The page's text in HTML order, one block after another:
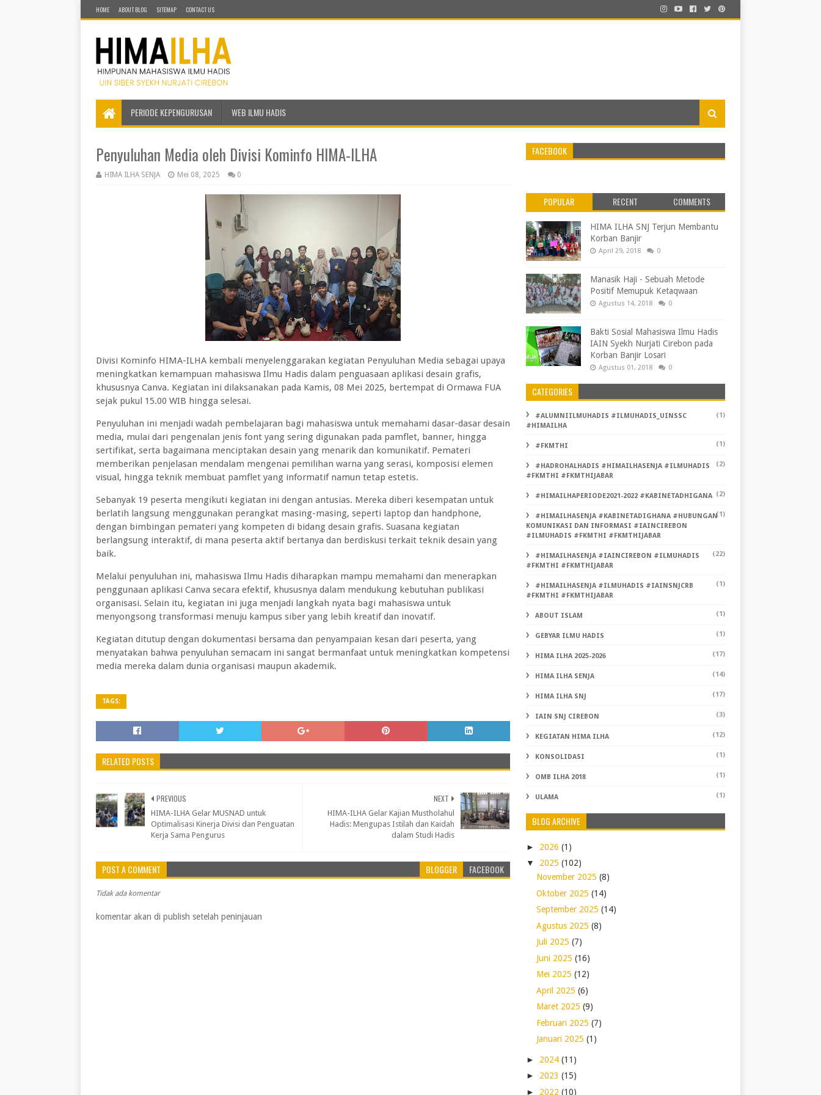
HOME ABOUT BLOG SITEMAP CONTACT US
PERIODE KEPENGURUSAN WEB ILMU HADIS
Penyuluhan Media oleh Divisi Kominfo HIMA-ILHA
HIMA ILHA SENJA Mei 08, 2025 0
Divisi Kominfo HIMA-ILHA kembali menyelenggarakan kegiatan Penyuluhan Media sebagai upaya
meningkatkan kemampuan mahasiswa Ilmu Hadis dalam penguasaan aplikasi desain grafis,
khususnya Canva. Kegiatan ini dilaksanakan pada Kamis, 08 Mei 2025, bertempat di Ormawa FUA
sejak pukul 15.00 WIB hingga selesai.
Penyuluhan ini menjadi wadah pembelajaran bagi mahasiswa untuk memahami dasar-dasar desain
media, mulai dari pengenalan jenis font yang sering digunakan pada pamflet, banner, hingga
sertifikat, serta bagaimana menciptakan desain yang menarik dan komunikatif. Pemateri
memberikan penjelasan mendalam mengenai pemilihan warna yang serasi, komposisi elemen
visual, hingga teknik membuat pamflet yang informatif namun tetap estetis.
Sebanyak 19 peserta mengikuti kegiatan ini dengan antusias. Mereka diberi kesempatan untuk
berlatih langsung menggunakan perangkat masing-masing, seperti laptop dan handphone,
dengan bimbingan pemateri yang kompeten di bidang desain grafis. Suasana kegiatan
berlangsung interaktif, di mana peserta aktif bertanya dan berdiskusi terkait teknik desain yang
baik.
Melalui penyuluhan ini, mahasiswa Ilmu Hadis diharapkan mampu memahami dan menerapkan
penggunaan aplikasi Canva secara efektif, khususnya dalam mendukung kebutuhan publikasi
organisasi. Selain itu, kegiatan ini juga menjadi langkah nyata bagi mahasiswa untuk
menyongsong transformasi menuju kampus siber yang lebih kreatif dan inovatif.
Kegiatan ditutup dengan dokumentasi bersama dan penyampaian kesan dari peserta, yang
menyatakan bahwa penyuluhan semacam ini sangat bermanfaat untuk meningkatkan kompetensi
media mereka dalam dunia organisasi maupun akademik.
TAGS:
RELATED POSTS
NEXT
HIMA-ILHA Gelar Kajian Mustholahul
Hadis: Mengupas Istilah dan Kaidah
dalam Studi Hadis
PREVIOUS
HIMA-ILHA Gelar MUSNAD untuk
Optimalisasi Kinerja Divisi dan Penguatan
Kerja Sama Pengurus
POST A COMMENT BLOGGER FACEBOOK
Tidak ada komentar
komentar akan di publish setelah peninjauan
FACEBOOK
POPULAR RECENT COMMENTS
HIMA ILHA SNJ Terjun Membantu
Korban Banjir
April 29, 2018 0
Manasik Haji - Sebuah Metode
Positif Memupuk Ketaqwaan
Agustus 14, 2018 0
Bakti Sosial Mahasiswa Ilmu Hadis
IAIN Syekh Nurjati Cirebon pada
Korban Banjir Losari
Agustus 01, 2018 0
CATEGORIES
#ALUMNIILMUHADIS #ILMUHADIS_UINSSC
#HIMAILHA
(1)
#FKMTHI (1)
#HADROHALHADIS #HIMAILHASENJA #ILMUHADIS
#FKMTHI #FKMTHIJABAR
(2)
#HIMAILHAPERIODE2021-2022 #KABINETADHIGANA (2)
#HIMAILHASENJA #KABINETADIGHANA #HUBUNGAN
KOMUNIKASI DAN INFORMASI #IAINCIREBON
#ILMUHADIS #FKMTHI #FKMTHIJABAR
(1)
#HIMAILHASENJA #IAINCIREBON #ILMUHADIS
#FKMTHI #FKMTHIJABAR
(22)
#HIMAILHASENJA #ILMUHADIS #IAINSNJCRB
#FKMTHI #FKMTHIJABAR
(1)
ABOUT ISLAM (1)
GEBYAR ILMU HADIS (1)
HIMA ILHA 2025-2026 (17)
HIMA ILHA SENJA (14)
HIMA ILHA SNJ (17)
IAIN SNJ CIREBON (3)
KEGIATAN HIMA ILHA (12)
KONSOLIDASI (1)
OMB ILHA 2018 (1)
ULAMA (1)
BLOG ARCHIVE
► 2026 (1)
▼ 2025 (102)
November 2025 (8)
Oktober 2025 (14)
September 2025 (14)
Agustus 2025 (8)
Juli 2025 (7)
Juni 2025 (16)
Mei 2025 (12)
April 2025 (6)
Maret 2025 (9)
Februari 2025 (7)
Januari 2025 (1)
► 2024 (11)
► 2023 (15)
► 2022 (10)